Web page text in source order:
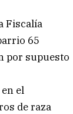
Fiscalía
65
por supuesto
el
de raza